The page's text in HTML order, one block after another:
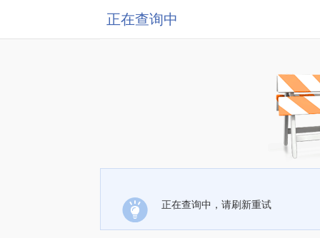
正在查询中
正在查询中，请刷新重试